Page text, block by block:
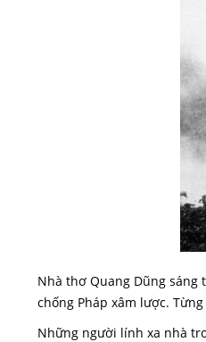
Nhà thơ Quang Dũng
chống Pháp xâm lược.
Những người lính xa nhà